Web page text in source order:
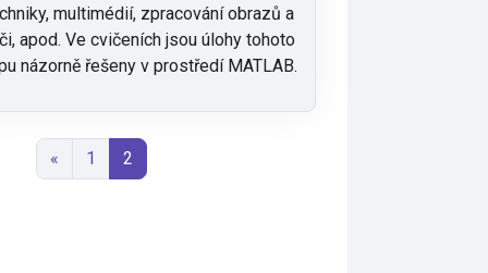
multimédií, zpracování obrazů a
apod. Ve cvičeních jsou úlohy tohoto
názorně řešeny v prostředí MATLAB.
« Předchozí stránka
1 Stránka 1
2